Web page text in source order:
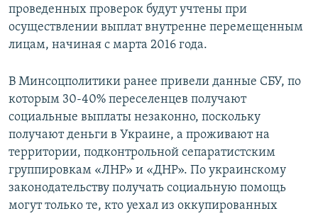
проведенных проверок будут учтены при
осуществлении выплат внутренне перемещенным
лицам, начиная с марта 2016 года.
В Минсоцполитики ранее привели данные СБУ, по
которым 30-40% переселенцев получают
социальные выплаты незаконно, поскольку
получают деньги в Украине, а проживают на
территории, подконтрольной сепаратистским
группировкам «ЛНР» и «ДНР». По украинскому
законодательству получать социальную помощь
могут только те, кто уехал из оккупированных